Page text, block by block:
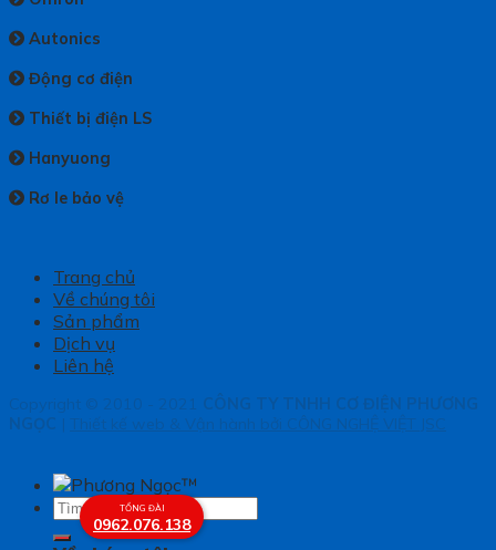
Autonics
Động cơ điện
Thiết bị điện LS
Hanyuong
Rơ le bảo vệ
Trang chủ
Về chúng tôi
Sản phẩm
Dịch vụ
Liên hệ
Copyright © 2010 - 2021 CÔNG TY TNHH CƠ ĐIỆN PHƯƠNG
NGỌC | Thiết kế web & Vận hành bởi CÔNG NGHỆ VIỆT JSC
Tìm
kiếm:
TỔNG ĐÀI
0962.076.138